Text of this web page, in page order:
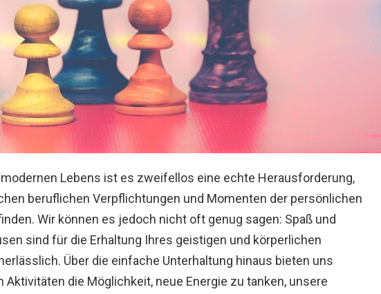
Lebens ist es zweifellos eine echte Herausforderung,
beruflichen Verpflichtungen und Momenten der persönlichen
Wir können es jedoch nicht oft genug sagen: Spaß und
sind für die Erhaltung Ihres geistigen und körperlichen
Über die einfache Unterhaltung hinaus bieten uns
Aktivitäten die Möglichkeit, neue Energie zu tanken, unsere